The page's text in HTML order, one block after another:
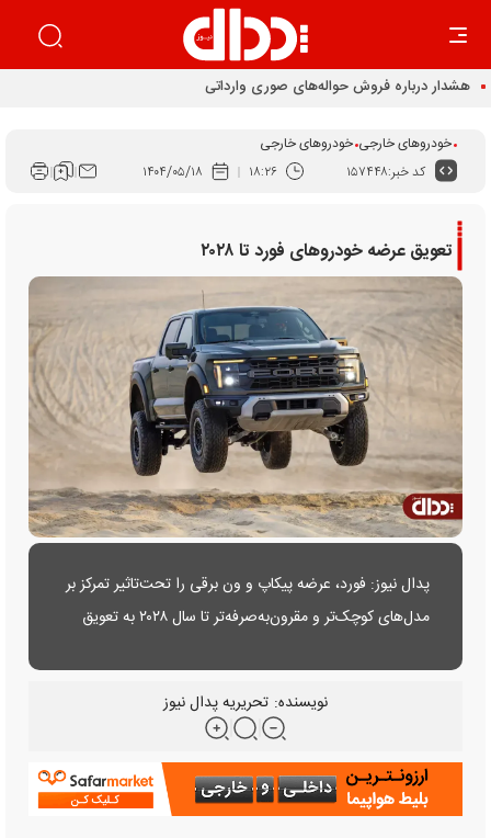
خودروهای خارجی خودروهای خارجی
کد خبر:۱۵۷۴۴۸ ۱۸:۲۶ ۱۴۰۴/۰۵/۱۸
تعویق عرضه خودرو‌های فورد تا ۲۰۲۸
پدال نیوز: فورد، عرضه پیکاپ و ون برقی را تحت‌تاثیر تمرکز بر
مدل‌های کوچک‌تر و مقرون‌به‌صرفه‌تر تا سال ۲۰۲۸ به تعویق
بزرگ که قرار است در کارخانه مونتاژ بلو اووال سیتی در تنسی
نویسنده: تحریریه پدال نیوز